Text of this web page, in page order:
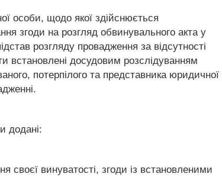
особи, щодо якої здійснюється
згоди на розгляд обвинувального акта у
розгляду провадження за відсутності
встановлені досудовим розслідуванням
потерпілого та представника юридичної
додані:
своєї винуватості, згоди із встановленими